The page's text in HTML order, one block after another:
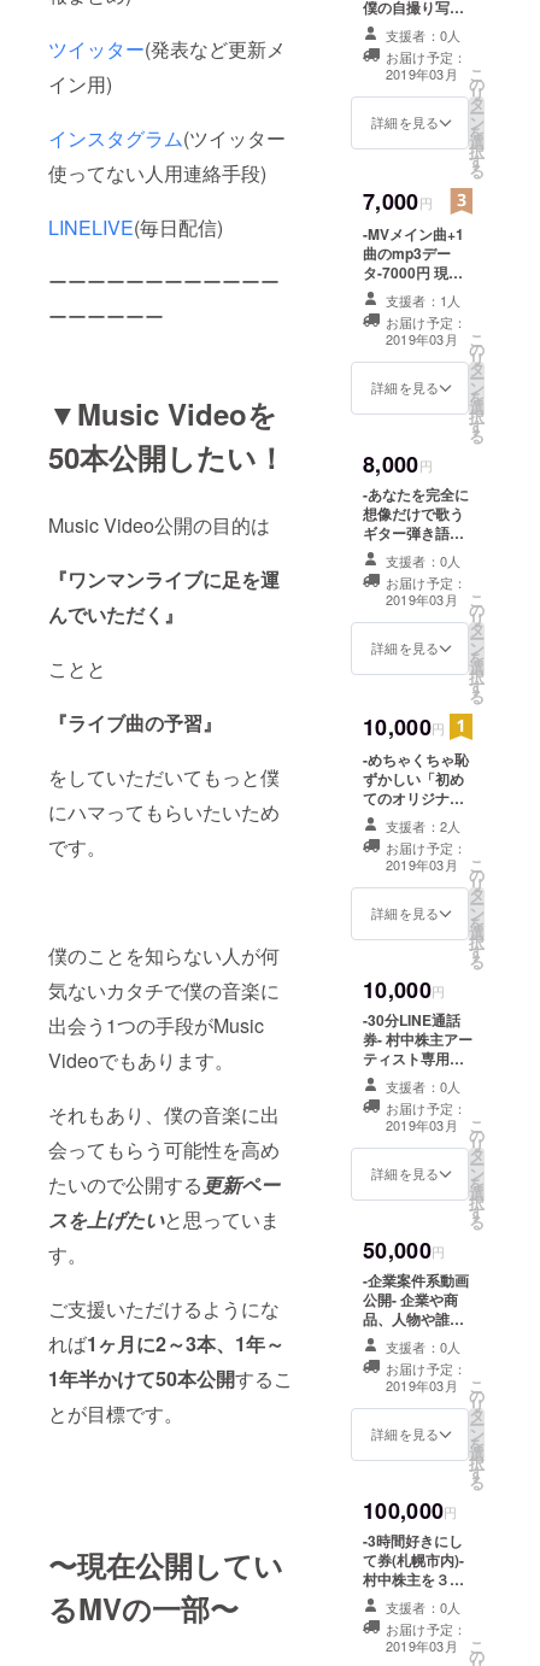
ツイッター(発表など更新メ
イン用)
インスタグラム(ツイッター
使ってない人用連絡手段)
LINELIVE(毎日配信)
ーーーーーーーーーーーー
ーーーーーー
▼Music Videoを
50本公開したい！
Music Video公開の目的は
『ワンマンライブに足を運
んでいただく』
ことと
『ライブ曲の予習』
をしていただいてもっと僕
にハマってもらいたいため
です。
僕のことを知らない人が何
気ないカタチで僕の音楽に
出会う1つの手段がMusic
Videoでもあります。
それもあり、僕の音楽に出
会ってもらう可能性を高め
たいので公開する 更新ペー
スを上げたいと思っていま
す。
ご支援いただけるようにな
れば1ヶ月に2～3本、1年～
1年半かけて50本公開するこ
とが目標です。
〜現在公開してい
るMVの一部〜
僕の自撮り写真
をデータにまと
めたものです。
誰得！？です
が、あまり公開
してないプライ
ベートなところ
てお送りいたし
ます。
支援者：0人
お届け予定：
2019年03月
詳細を見る
こ
の
リ
タ
ー
ン
を
選
択
す
る
7,000円
-MVメイン曲+1
曲のmp3デー
タ-7000円 現在
公開しているMV
曲と今のところ
MVにする予定の
ない曲(こどもの
ように みんな一
緒にver)をmp3
すいようにイン
トロ・アウトロ
前の小芝居を
カットしてあり
ます。
支援者：1人
お届け予定：
2019年03月
詳細を見る
こ
の
リ
タ
ー
ン
を
選
択
す
る
8,000円
-あなたを完全に
想像だけで歌う
ギター弾き語り
動画- あなたの立
場になって、あ
なたの恋愛・家
族・生活環境な
どに関すること
を完全に想像だ
口は言いません
が、人によって
は失礼に感じる
場合がありま
す。
支援者：0人
お届け予定：
2019年03月
詳細を見る
こ
の
リ
タ
ー
ン
を
選
択
す
る
10,000円
-めちゃくちゃ恥
ずかしい「初め
てのオリジナル
プレスCD」の
mp3データ（2
曲）- すでに廃盤
になったプレス
CDのmp3データ
です。マジメで
時代の弾き語
り…です…僕は
そう思います…
一生、もう２度
と人前では歌わ
ない曲が入って
ます。
支援者：2人
お届け予定：
2019年03月
詳細を見る
こ
の
リ
タ
ー
ン
を
選
択
す
る
10,000円
-30分LINE通話
券- 村中株主アー
ティスト専用
LINEアカウント
でお礼や他愛の
ない話など、談
笑させていただ
きたいです。
LINEのインス
支援者：0人
お届け予定：
2019年03月
詳細を見る
こ
の
リ
タ
ー
ン
を
選
択
す
る
50,000円
-企業案件系動画
公開- 企業や商
品、人物や誰か
のペット、地域
や自然現象な
ど、ボケが多め
の動画を作って
公開します。公
開しないで個人
プロモーション
に使ってくださ
い！個人の好き
嫌いはあってし
まうと思います
が、僕的な面白
さを表現したい
と思います。
支援者：0人
お届け予定：
2019年03月
詳細を見る
こ
の
リ
タ
ー
ン
を
選
択
す
る
100,000円
-3時間好きにし
て券(札幌市内)-
村中株主を３時
間好きなように
使役できる権利
です。 およそ法
や公序良俗に反
支援者：0人
お届け予定：
2019年03月
こ
の